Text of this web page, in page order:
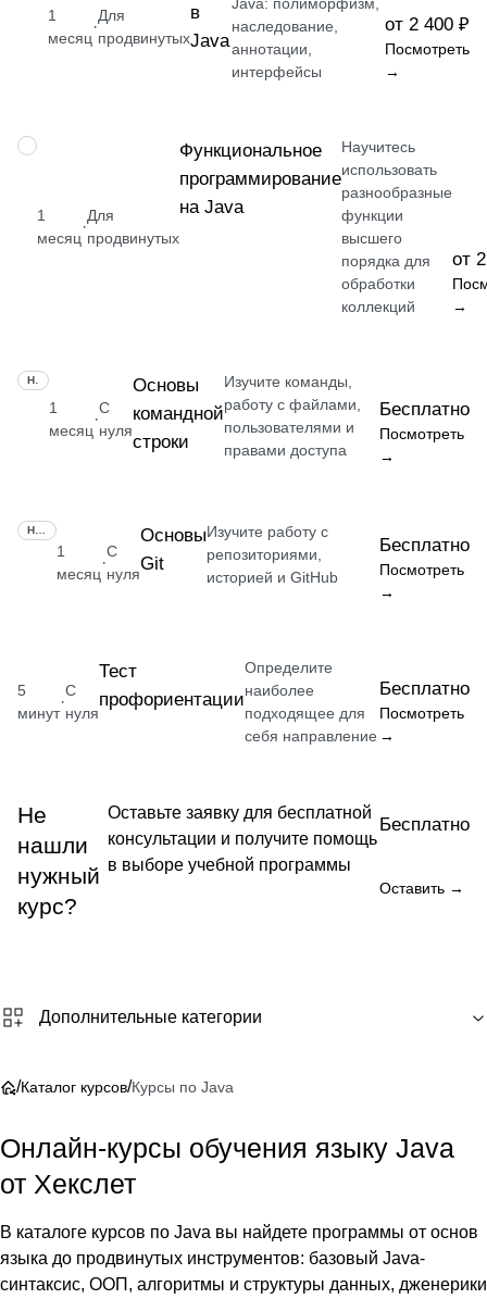
1
месяц
·
Для
продвинутых
в
Java
наследование,
аннотации,
интерфейсы
от 2 400 ₽
Посмотреть
→
НАВЫК
1
месяц
·
Для
продвинутых
Функциональное
программирование
на Java
Научитесь
использовать
разнообразные
функции
высшего
порядка для
обработки
коллекций
от
→
1
месяц
·
С
нуля
Основы
командной
строки
Изучите команды,
работу с файлами,
пользователями и
правами доступа
Бесплатно
Посмотреть
→
1
месяц
·
С
нуля
Основы
Git
Изучите работу с
репозиториями,
историей и GitHub
Бесплатно
Посмотреть
→
5
минут
·
С
нуля
Тест
профориентации
Определите
наиболее
подходящее для
себя направление
Бесплатно
Посмотреть
→
Не
нашли
нужный
курс?
Оставьте заявку для бесплатной
консультации и получите помощь
в выборе учебной программы
Бесплатно
Оставить →
Дополнительные категории
/Каталог курсов/Курсы по Java
Онлайн-курсы обучения языку Java
от Хекслет
В каталоге курсов по Java вы найдете программы от основ
языка до продвинутых инструментов: базовый Java-
синтаксис, ООП, алгоритмы и структуры данных, дженерики